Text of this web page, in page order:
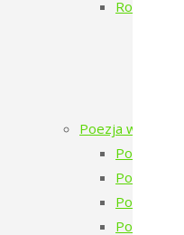
Rok 2016
Poezja w Puszczy
Poezja w
Poezja w
Poezja w
Poezja w